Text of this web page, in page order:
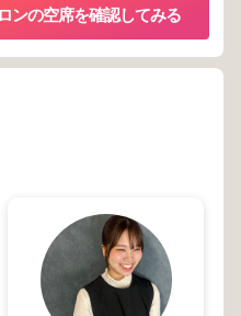
ンの空席を確認してみる